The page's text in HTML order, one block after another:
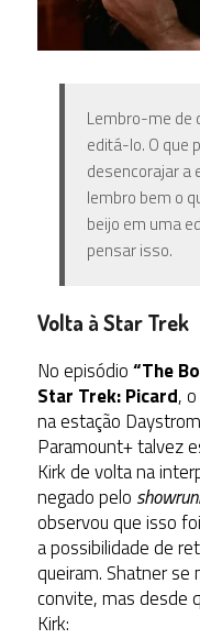
Lembro-me de
editá-lo. O que
desencorajar a
lembro bem o
beijo em uma
pensar isso.
Volta à Star Trek
No episódio“The
Star Trek: Picard,
na estação
Paramount+ talvez
Kirk de volta na
negado pelo
observou que isso
a possibilidade de
queiram. Shatner se
convite, mas desde
Kirk: